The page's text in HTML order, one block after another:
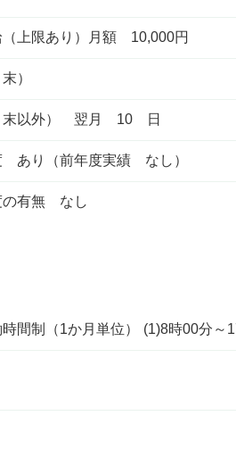
（上限あり）月額 10,000円
）
末以外） 翌月 10 日
あり（前年度実績 なし）
の有無 なし
間制（1か月単位） (1)8時00分～